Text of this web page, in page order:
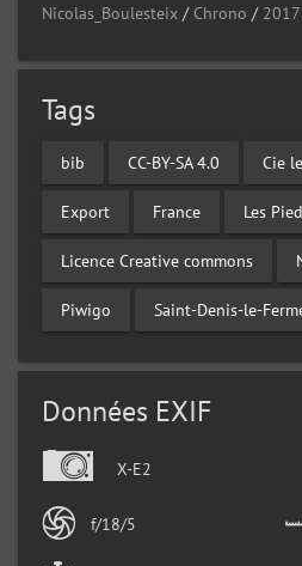
Nicolas_Boulesteix / Chrono / 2017
Tags
bib CC-BY-SA 4.0 Cie
Export France Les
Licence Creative commons
Piwigo Saint-Denis-le-
Données EXIF
X-E2
f/18/5